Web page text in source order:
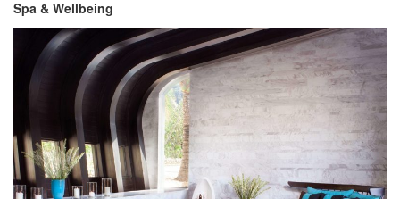
Spa & Wellbeing